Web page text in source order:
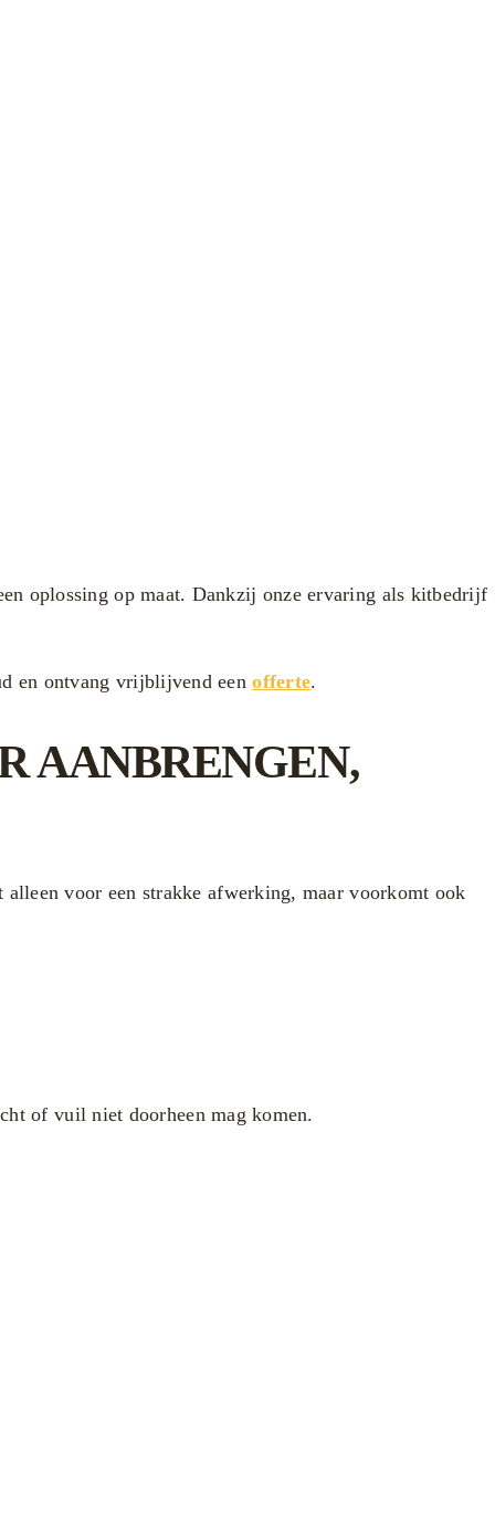
oplossing op maat. Dankzij onze ervaring als kitbedrijf
en ontvang vrijblijvend eenofferte.
AANBRENGEN,
voor een strakke afwerking, maar voorkomt ook
of vuil niet doorheen mag komen.